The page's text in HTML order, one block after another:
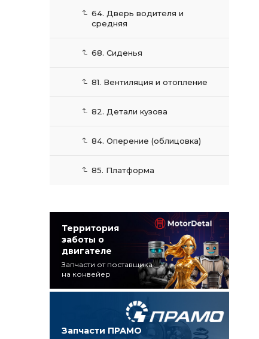
64. Дверь водителя и
средняя
68. Сиденья
81. Вентиляция и отопление
82. Детали кузова
84. Оперение (облицовка)
85. Платформа
Территория
заботы о
двигателе
Запчасти от поставщика
на конвейер
Запчасти ПРАМО